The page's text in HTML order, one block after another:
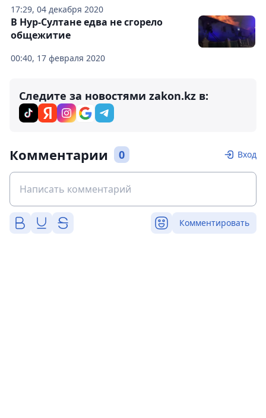
17:29, 04 декабря 2020
00:40, 17 февраля 2020
В Нур-Султане едва не сгорело
общежитие
Следите за новостями zakon.kz в:
Комментарии 0 Вход
Комментировать